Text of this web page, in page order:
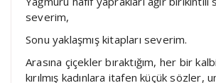
severim,
Sonu yaklaşmış kitapları severim.
Arasına çiçekler bıraktığım, her bir
kırılmış kadınlara itafen küçük sözler,